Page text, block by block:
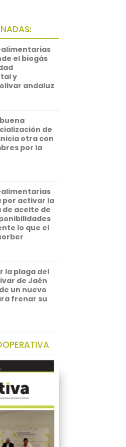
el biogás
y
andaluz
de
otra con
por la
por activar la
aceite de
lo que el
la plaga del
de Jaén
un nuevo
frenar su